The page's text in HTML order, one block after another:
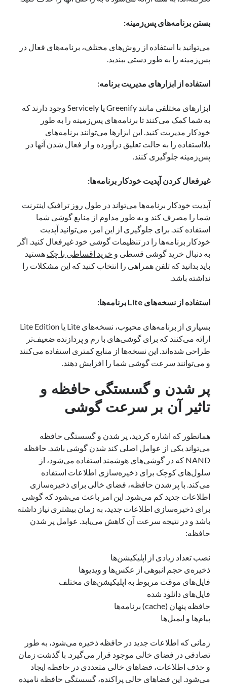
دسته‌بندی نشده
بستن برنامه‌های پس‌زمینه:
می‌توانید با استفاده از روش‌های مختلف، برنامه‌های فعال در
پس‌زمینه را به طور دستی ببندید.
استفاده از ابزارهای مدیریت برنامه:
ابزارهای مختلفی مانند Greenify یا Servicely وجود دارند که
به شما کمک می‌کنند تا برنامه‌های پس‌زمینه را به طور
خودکار مدیریت کنید. این ابزارها می‌توانند برنامه‌های
بلااستفاده را به حالت تعلیق درآورده و از فعال شدن آنها در
پس‌زمینه جلوگیری کنند.
غیرفعال کردن آپدیت خودکار برنامه‌ها:
آپدیت خودکار برنامه‌ها می‌تواند در طول روز ترافیک اینترنت
شما را مصرف کند و به طور مداوم از منابع گوشی شما
استفاده کند. برای جلوگیری از این امر، می‌توانید آپدیت
خودکار برنامه‌ها را در تنظیمات گوشی خود غیرفعال کنید. اگر
به دنبال خرید گوشی قسطی و خرید اقساطی با چک هستید
باید بدانید که تلفن همراهی را انتخاب کنید که این مشکلات را
نداشته باشد.
استفاده از نسخه‌های Lite برنامه‌ها:
بسیاری از برنامه‌های محبوب، نسخه‌های Lite یا Lite Edition
ارائه می‌کنند که برای گوشی‌های با رم و پردازنده ضعیف‌تر
طراحی شده‌اند. این نسخه‌ها از منابع کمتری استفاده می‌کنند
و می‌توانند سرعت گوشی شما را افزایش دهند.
پر شدن و گسستگی حافظه و
تاثیر آن بر سرعت گوشی
همانطور که اشاره کردید، پر شدن و گسستگی حافظه
می‌تواند یکی از عوامل اصلی کند شدن گوشی باشد. حافظه
NAND که در گوشی‌های هوشمند استفاده می‌شود، از
سلول‌های کوچک برای ذخیره‌سازی اطلاعات استفاده
می‌کند. با پر شدن حافظه، فضای خالی برای ذخیره‌سازی
اطلاعات جدید کم می‌شود. این امر باعث می‌شود که گوشی
برای ذخیره‌سازی اطلاعات جدید، به زمان بیشتری نیاز داشته
باشد و در نتیجه سرعت آن کاهش می‌یابد. عوامل پر شدن
حافظه:
نصب تعداد زیادی از اپلیکیشن‌ها
ذخیره‌ی حجم انبوهی از عکس‌ها و ویدیوها
فایل‌های موقت مربوط به اپلیکیشن‌های مختلف
فایل‌های دانلود شده
حافظه پنهان (cache) برنامه‌ها
پیام‌ها و ایمیل‌ها
زمانی که اطلاعات جدید در حافظه ذخیره می‌شود، به طور
تصادفی در فضای خالی موجود قرار می‌گیرد. با گذشت زمان
و حذف اطلاعات، فضاهای خالی متعددی در حافظه ایجاد
می‌شود. این فضاهای خالی پراکنده، گسستگی حافظه نامیده